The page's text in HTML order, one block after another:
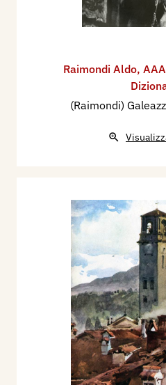
Raimondi Aldo,
(Raimondi)